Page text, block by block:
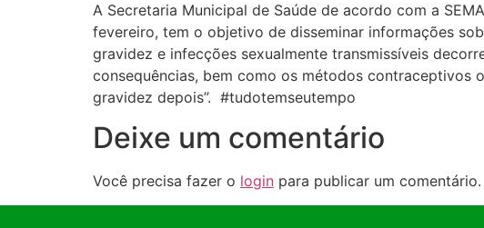
A Secretaria Municipal de Saúde de acordo com a
fevereiro, tem o objetivo de disseminar informações
gravidez e infecções sexualmente transmissíveis
consequências, bem como os métodos contraceptivos
gravidez depois”. #tudotemseutempo
Deixe um comentário
Você precisa fazer o login para publicar um comentário.